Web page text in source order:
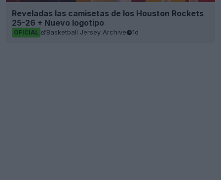
Reveladas las camisetas de los Houston Rockets
25-26 + Nuevo logotipo
OFICIAL Basketball Jersey Archive 1d